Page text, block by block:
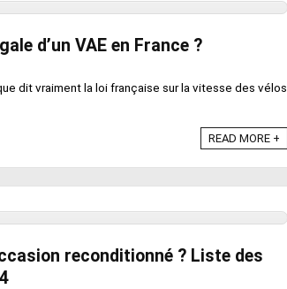
d’un VAE en France ?
dit vraiment la loi française sur la vitesse des vélos
READ MORE +
reconditionné ? Liste des